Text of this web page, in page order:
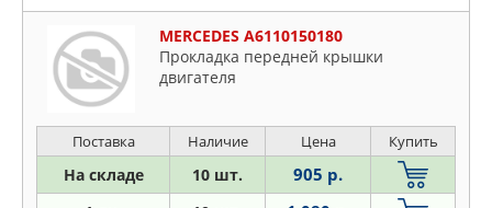
MERCEDES A6110150180
Прокладка передней крышки
двигателя
Поставка Наличие Цена Купить
На складе 10 шт. 905 р.